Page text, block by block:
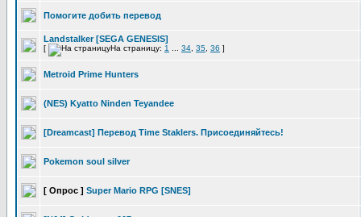
Помогите добить перевод
Landstalker [SEGA GENESIS]
[ На страницу: 1 34 35 36 ]
Metroid Prime Hunters
(NES) Kyatto Ninden Teyandee
[Dreamcast] Перевод Time Staklers. Присоединяйтесь!
Pokemon soul silver
[ Опрос ] Super Mario RPG [SNES]